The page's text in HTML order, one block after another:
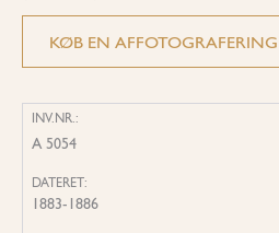
KØB EN AFFOTOGRAFERING
INV.NR.:
A 5054
DATERET:
1883-1886